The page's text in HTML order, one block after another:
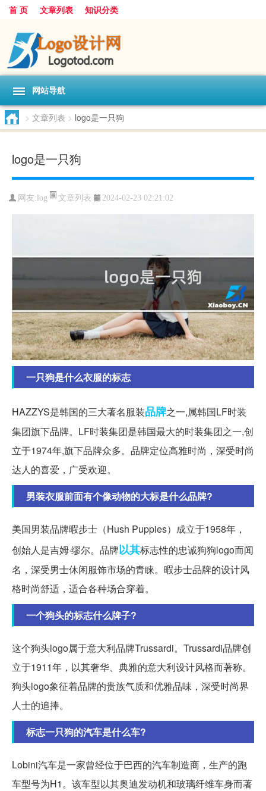
首 页 文章列表 知识分类
网站导航
> 文章列表 > logo是一只狗
logo是一只狗
网友: log 文章列表 2024-02-23 02:21:02
一只狗是什么衣服的标志
HAZZYS是韩国的三大著名服装品牌之一,属韩国LF时装
集团旗下品牌。LF时装集团是韩国最大的时装集团之一,创
立于1974年,旗下品牌众多。品牌定位高雅时尚，深受时尚
达人的喜爱，广受欢迎。
男装衣服前面有个像动物的大标是什么品牌?
美国男装品牌暇步士（Hush Puppies）成立于1958年，
创始人是吉姆·缪尔。品牌以其标志性的忠诚狗狗logo而闻
名，深受男士休闲服饰市场的青睐。暇步士品牌的设计风
格时尚舒适，适合各种场合穿着。
一个狗头的标志什么牌子?
这个狗头logo属于意大利品牌Trussardi。Trussardi品牌创
立于1911年，以其奢华、典雅的意大利设计风格而著称。
狗头logo象征着品牌的贵族气质和优雅品味，深受时尚界
人士的追捧。
标志一只狗的汽车是什么车?
Lobini汽车是一家曾经位于巴西的汽车制造商，生产的跑
车型号为H1。该车型以其奥迪发动机和玻璃纤维车身而著